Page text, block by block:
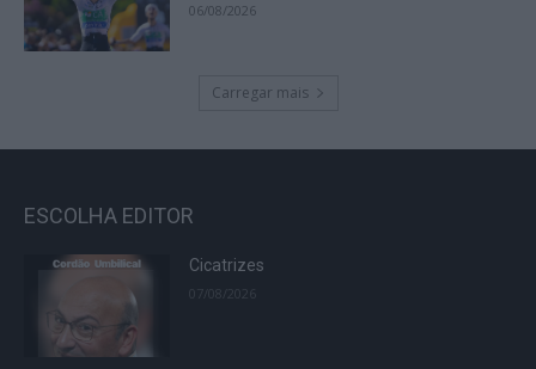
06/08/2026
Carregar mais
ESCOLHA EDITOR
Cicatrizes
07/08/2026